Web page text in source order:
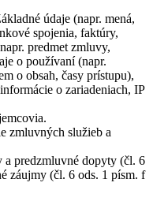
údaje (napr. mená,
spojenia, faktúry,
predmet zmluvy,
o používaní (napr.
o obsah, časy prístupu),
o zariadeniach, IP
zmluvných služieb a
a predzmluvné dopyty (čl. 6
záujmy (čl. 6 ods. 1 písm. f